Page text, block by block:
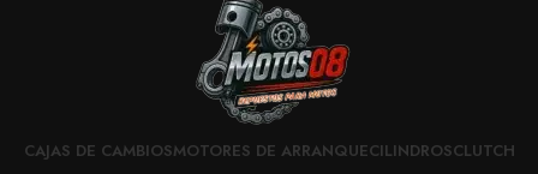
CAJAS DE CAMBIOSMOTORES DE ARRANQUECILINDROSCLUTCH